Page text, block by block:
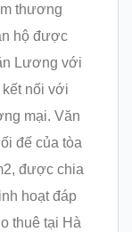
thương
hộ được
Lương với
nối với
mại. Văn
đế của tòa
được chia
hoạt đáp
thuê tại Hà